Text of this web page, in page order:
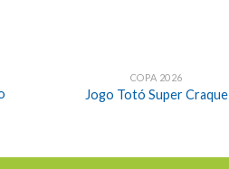
COPA 2026
Jogo Totó Super Craque